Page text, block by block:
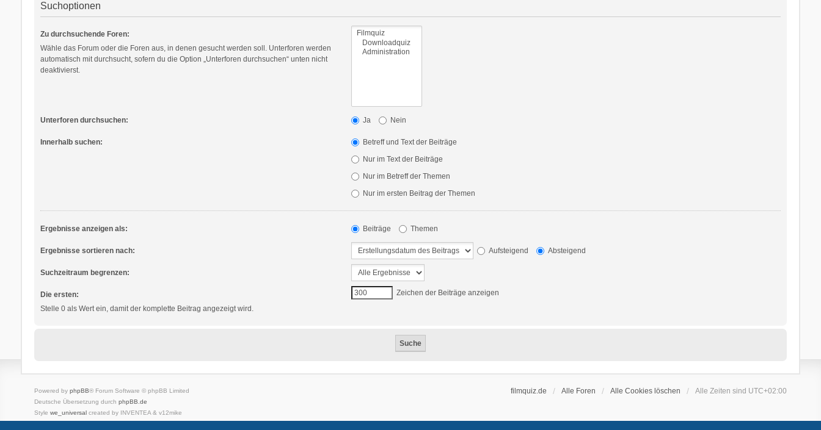
Suchoptionen
Zu durchsuchende Foren:
Wähle das Forum oder die Foren aus, in denen gesucht werden soll. Unterforen werden
automatisch mit durchsucht, sofern du die Option „Unterforen durchsuchen“ unten nicht
deaktivierst.
Unterforen durchsuchen: Ja Nein
Innerhalb suchen:
Betreff und Text der Beiträge
Nur im Text der Beiträge
Nur im Betreff der Themen
Nur im ersten Beitrag der Themen
Ergebnisse anzeigen als: Beiträge Themen
Ergebnisse sortieren nach: Aufsteigend Absteigend
Suchzeitraum begrenzen:
Die ersten:
Stelle 0 als Wert ein, damit der komplette Beitrag angezeigt wird.
Zeichen der Beiträge anzeigen
filmquiz.de Alle Foren Alle Cookies löschen Alle Zeiten sind UTC+02:00
Powered by phpBB® Forum Software © phpBB Limited
Deutsche Übersetzung durch phpBB.de
Style we_universalcreated by INVENTEA & v12mike